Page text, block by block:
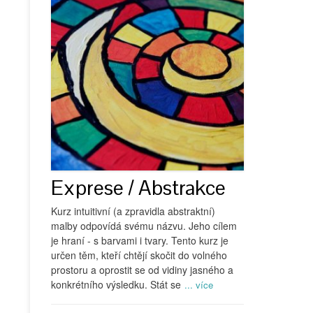
Exprese / Abstrakce
Kurz intuitivní (a zpravidla abstraktní)
malby odpovídá svému názvu. Jeho cílem
je hraní - s barvami i tvary. Tento kurz je
určen těm, kteří chtějí skočit do volného
prostoru a oprostit se od vidiny jasného a
konkrétního výsledku. Stát se ... více